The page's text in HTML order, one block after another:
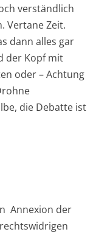
verständlich
Vertane Zeit.
dann alles gar
der Kopf mit
oder – Achtung
die Debatte ist
Annexion der